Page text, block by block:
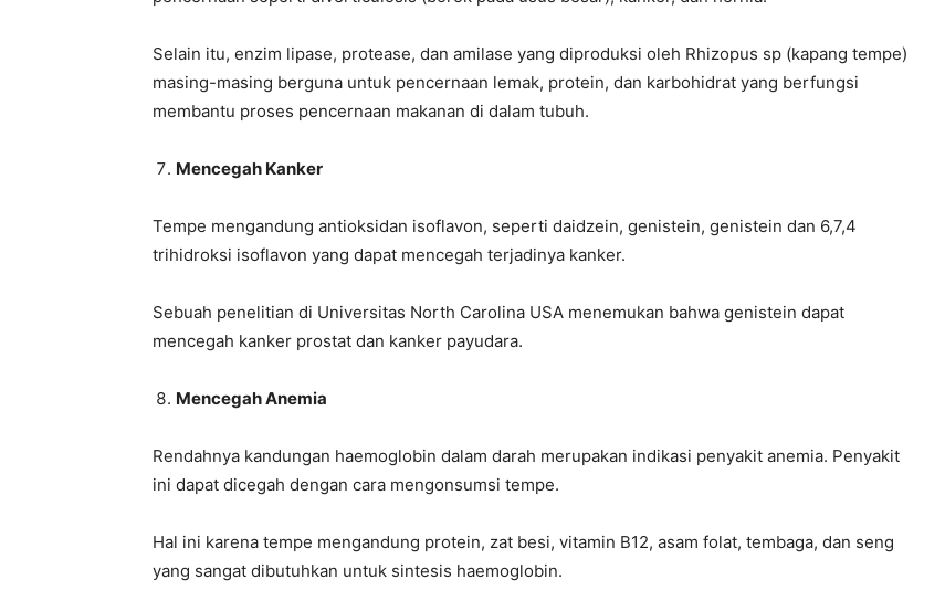
Selain itu, enzim lipase, protease, dan amilase yang diproduksi oleh Rhizopus sp (kapang tempe)
masing-masing berguna untuk pencernaan lemak, protein, dan karbohidrat yang berfungsi
membantu proses pencernaan makanan di dalam tubuh.
Mencegah Kanker
Tempe mengandung antioksidan isoflavon, seperti daidzein, genistein, genistein dan 6,7,4
trihidroksi isoflavon yang dapat mencegah terjadinya kanker.
Sebuah penelitian di Universitas North Carolina USA menemukan bahwa genistein dapat
mencegah kanker prostat dan kanker payudara.
Mencegah Anemia
Rendahnya kandungan haemoglobin dalam darah merupakan indikasi penyakit anemia. Penyakit
ini dapat dicegah dengan cara mengonsumsi tempe.
Hal ini karena tempe mengandung protein, zat besi, vitamin B12, asam folat, tembaga, dan seng
yang sangat dibutuhkan untuk sintesis haemoglobin.